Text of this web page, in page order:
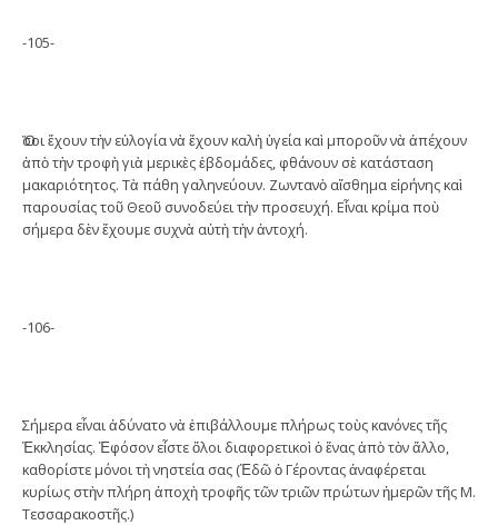
-105-
Ὅσοι ἔχουν τὴν εὐλογία νὰ ἔχουν καλὴ ὑγεία καὶ μποροῦν νὰ ἀπέχουν
ἀπὸ τὴν τροφὴ γιὰ μερικὲς ἑβδομάδες, φθάνουν σὲ κατάσταση
μακαριότητος. Τὰ πάθη γαληνεύουν. Ζωντανὸ αἴσθημα εἰρήνης καὶ
παρουσίας τοῦ Θεοῦ συνοδεύει τὴν προσευχή. Εἶναι κρίμα ποὺ
σήμερα δὲν ἔχουμε συχνὰ αὐτὴ τὴν ἀντοχή.
-106-
Σήμερα εἶναι ἀδύνατο νὰ ἐπιβάλλουμε πλήρως τοὺς κανόνες τῆς
Ἐκκλησίας. Ἐφόσον εἶστε ὅλοι διαφορετικοὶ ὁ ἕνας ἀπὸ τὸν ἄλλο,
καθορίστε μόνοι τὴ νηστεία σας (Ἐδῶ ὁ Γέροντας ἀναφέρεται
κυρίως στὴν πλήρη ἀποχὴ τροφῆς τῶν τριῶν πρώτων ἡμερῶν τῆς Μ.
Τεσσαρακοστῆς.)